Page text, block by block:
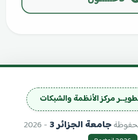
مركز الأنظمة والشبكات
جامعة الجزائر 3 - 2026